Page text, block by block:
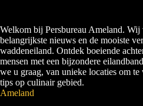
Welkom bij Persbureau Ameland. Wij
belangrijkste nieuws en de mooiste
waddeneiland. Ontdek boeiende
mensen met een bijzondere
we u graag, van unieke locaties om
tips op culinair gebied.
Ameland